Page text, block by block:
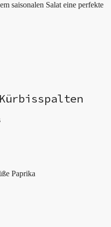
saisonalen Salat eine perfekte
Paprika